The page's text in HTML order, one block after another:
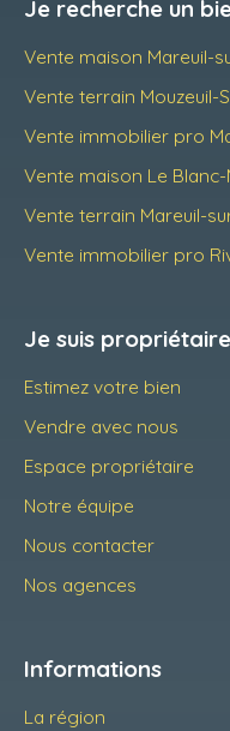
Je recherche un
Vente maison Mareuil-
Vente terrain Mouzeuil-
Vente immobilier pro
Vente maison Le Blanc-
Vente terrain Mareuil-
Vente immobilier pro
Je suis propriétaire
Estimez votre bien
Vendre avec nous
Espace propriétaire
Notre équipe
Nous contacter
Nos agences
Informations
La région